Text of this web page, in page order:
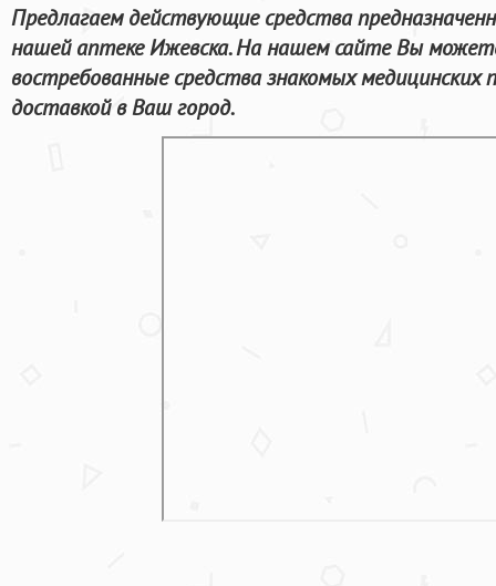
Предлагаем действующие средства
нашей аптеке Ижевска. На нашем сайте Вы
востребованные средства знакомых медицинских
доставкой в Ваш город.